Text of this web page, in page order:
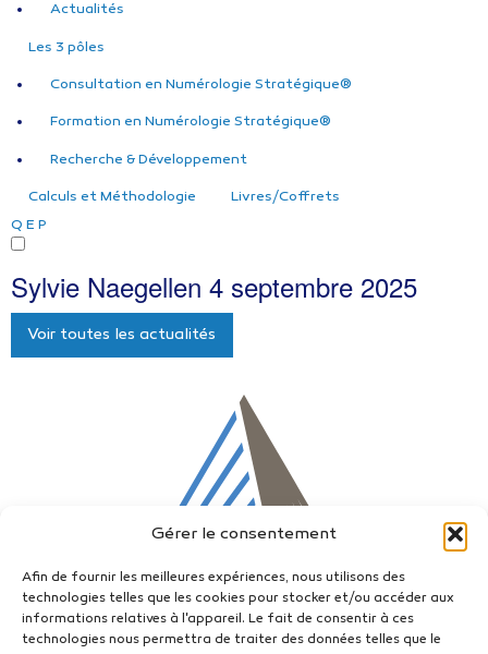
Gérer le consentement
Afin de fournir les meilleures expériences, nous utilisons des
technologies telles que les cookies pour stocker et/ou accéder aux
informations relatives à l'appareil. Le fait de consentir à ces
technologies nous permettra de traiter des données telles que le
Actualités
Les 3 pôles
Consultation en Numérologie Stratégique®
Formation en Numérologie Stratégique®
Recherche & Développement
Calculs et Méthodologie
Livres/Coffrets
Q E P
Sylvie Naegellen 4 septembre 2025
Voir toutes les actualités